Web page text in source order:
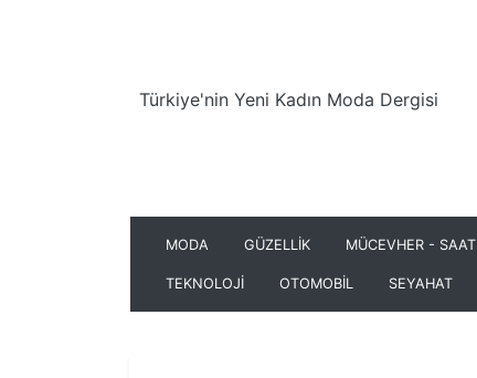
Türkiye'nin Yeni Kadın Moda Dergisi
MODA GÜZELLİK MÜCEVHER - SAAT
TEKNOLOJİ OTOMOBİL SEYAHAT